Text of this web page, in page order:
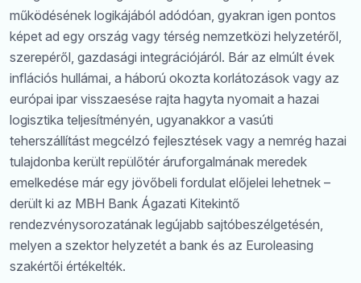
működésének logikájából adódóan, gyakran igen pontos
képet ad egy ország vagy térség nemzetközi helyzetéről,
szerepéről, gazdasági integrációjáról. Bár az elmúlt évek
inflációs hullámai, a háború okozta korlátozások vagy az
európai ipar visszaesése rajta hagyta nyomait a hazai
logisztika teljesítményén, ugyanakkor a vasúti
teherszállítást megcélzó fejlesztések vagy a nemrég hazai
tulajdonba került repülőtér áruforgalmának meredek
emelkedése már egy jövőbeli fordulat előjelei lehetnek –
derült ki az MBH Bank Ágazati Kitekintő
rendezvénysorozatának legújabb sajtóbeszélgetésén,
melyen a szektor helyzetét a bank és az Euroleasing
szakértői értékelték.